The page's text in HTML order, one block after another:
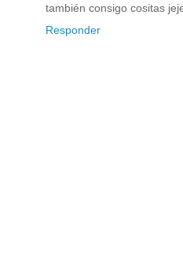
también consigo cositas
Responder